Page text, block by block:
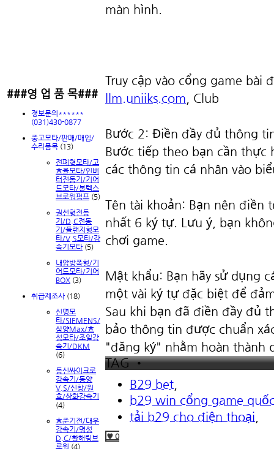
###영 업 품 목###
졍보문의******
(031)430-0877
중고모타/판매/매입/
수리품목 (13)
전폐형모타/고
효율모타/인버
터전동기/기어
드모타/볼텍스
브로워펌프 (5)
권선형전동
기/D.C전동
기/플랜지형모
타/V.S모타/감
속기모타 (5)
내압방폭형/기
어드모타/기어
BOX (3)
취급제조사 (18)
신명모
타/SIEMENS/
삼양Max/효
성모타/조일감
속기/DKM
(6)
동신싸이크로
감속기/동양
V.S/신창/원
효/삼화감속기
(4)
효준기전/대우
감속기/명성
D.C/황해링브
로워 (4)
màn hình.
Truy cập vào cổng game
llm.uniiks.com , Club
Bước 2: Điền đầy đủ thông
Bước tiếp theo bạn cần thực
các thông tin cá nhân vào
Tên tài khoản: Bạn nên điền
nhất 6 ký tự. Lưu ý, bạn
chơi game.
Mật khẩu: Bạn hãy sử dụng
một vài ký tự đặc biệt để
Sau khi bạn đã điền đầy đủ
bảo thông tin được chuẩn
"đăng ký" nhằm hoàn thành
TAG •
B29 bet
b29 win cổng game
tải b29 cho điện thoại
♥ 0